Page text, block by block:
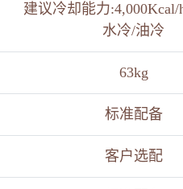
建议冷却能力
水冷/油冷
63kg
标准配备
客户选配